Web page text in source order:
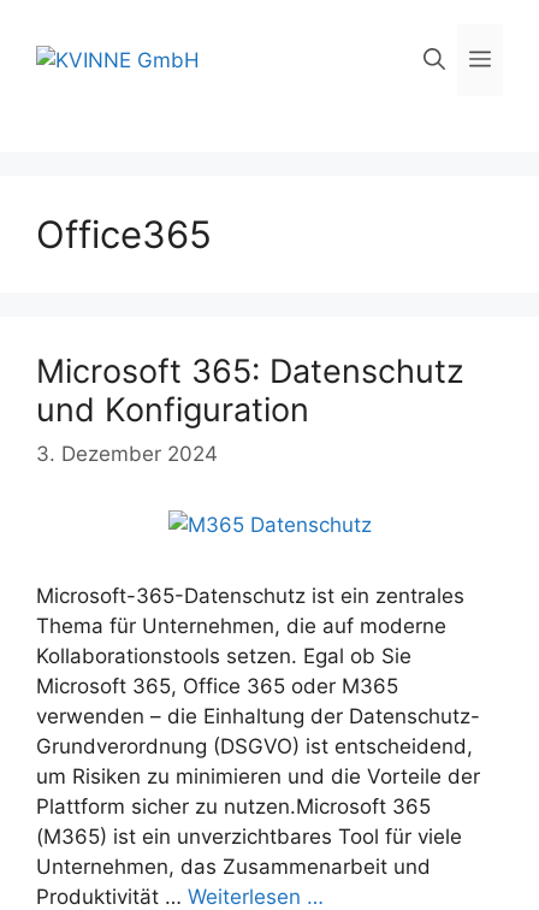
Inhalt
springen
Office365
Microsoft 365: Datenschutz
und Konfiguration
3. Dezember 2024
Microsoft-365-Datenschutz ist ein zentrales
Thema für Unternehmen, die auf moderne
Kollaborationstools setzen. Egal ob Sie
Microsoft 365, Office 365 oder M365
verwenden – die Einhaltung der Datenschutz-
Grundverordnung (DSGVO) ist entscheidend,
um Risiken zu minimieren und die Vorteile der
Plattform sicher zu nutzen.Microsoft 365
(M365) ist ein unverzichtbares Tool für viele
Unternehmen, das Zusammenarbeit und
Produktivität … Weiterlesen …